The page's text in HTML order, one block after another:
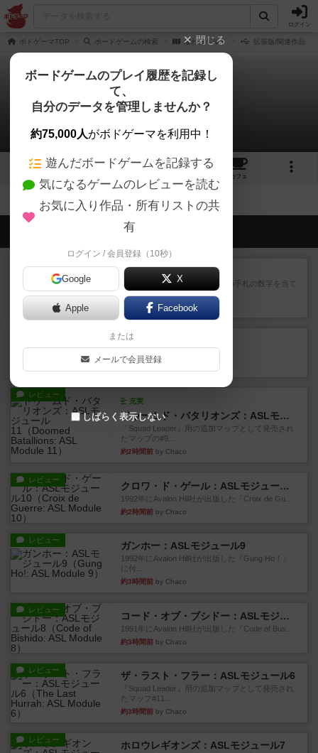
ログイン
ボドゲーマTOP ボードゲームの検索 雇われギルド 拡張版/関連作品
雇われギルド
拡張/関連作品 0件
1
カフェ
会員の新しい投稿
レビュー ゴットファイブ！
自分の前に背を向けて並ぶ5枚の手札の数字を当て
るゲーム。相手の手札/場...
約1時間前 by daisdice
カタン
約2時間前 by アプー
レビュー
充実
ドゥームド・バタリオンズ：ASLモジュール11
『Squad Leader』用の追加マップとして発売され
たマップの#9...
約2時間前 by Chaco
レビュー
クロワ・ド・ゲール：ASLモジュール10
1992年にAvalon Hill社が出版した『Croix de Gu...
約2時間前 by Chaco
レビュー ガンホー：ASLモジュール9
1992年にAvalon Hill社が出版した『Gung Ho！』
に付...
約3時間前 by Chaco
レビュー
コード・オブ・ブシドー：ASLモジュール8
1991年にAvalon Hill社が出版した『Code of Bus...
約3時間前 by Chaco
レビュー ザ・ラスト・フラー：ASLモジュール6
『Squad Leader』用の追加マップとして発売され
たマップ#11...
約3時間前 by Chaco
レビュー ホロウレギオンズ：ASLモジュール7
閉じる
ボードゲームのプレイ履歴を記録し
て、
自分のデータを管理しませんか？
約75,000人がボドゲーマを利用中！
遊んだボードゲームを記録する
気になるゲームのレビューを読む
お気に入り作品・所有リストの共
有
ログイン / 会員登録（10秒）
Google X
Apple Facebook
または
メールで会員登録
しばらく表示しない